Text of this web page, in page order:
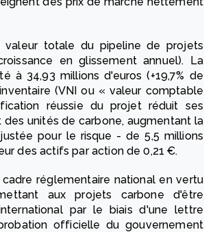
valeur totale du pipeline de projets
en glissement annuel). La
à 34,93 millions d'euros (+19,7% de
(VNI ou « valeur comptable
réussie du projet réduit ses
unités de carbone, augmentant la
pour le risque - de 5,5 millions
des actifs par action de 0,21 €.
réglementaire national en vertu
aux projets carbone d'être
par le biais d'une lettre
officielle du gouvernement